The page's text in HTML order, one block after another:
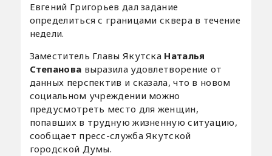
Евгений Григорьев дал задание
определиться с границами сквера в течение
недели.
Заместитель Главы Якутска Наталья
Степанова выразила удовлетворение от
данных перспектив и сказала, что в новом
социальном учреждении можно
предусмотреть место для женщин,
попавших в трудную жизненную ситуацию,
сообщает пресс-служба Якутской
городской Думы.